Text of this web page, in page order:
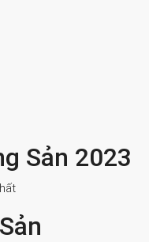
Sản 2023